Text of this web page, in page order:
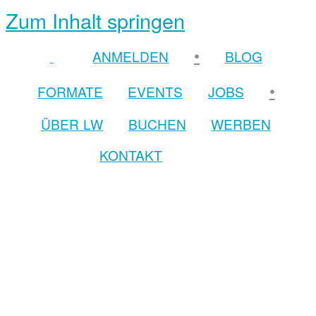
Zum Inhalt springen
ANMELDEN •
BLOG
FORMATE
EVENTS JOBS •
ÜBER LW BUCHEN
WERBEN
KONTAKT